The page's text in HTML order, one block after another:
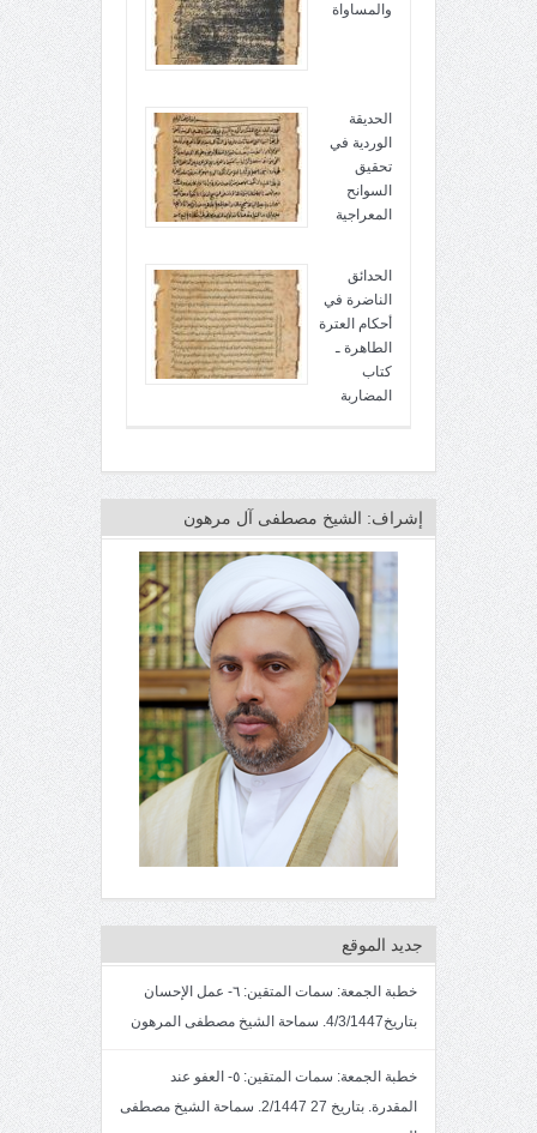
والمساواة
الحديقة
الوردية في
تحقيق
السوانح
المعراجية
الحدائق
الناضرة في
أحكام العترة
الطاهرة ـ
كتاب
المضاربة
إشراف: الشيخ مصطفى آل مرهون
جديد الموقع
خطبة الجمعة: سمات المتقين: ٦- عمل الإحسان
بتاريخ4/3/1447. سماحة الشيخ مصطفى المرهون
خطبة الجمعة: سمات المتقين: ٥- العفو عند
المقدرة. بتاريخ 27 2/1447. سماحة الشيخ مصطفى